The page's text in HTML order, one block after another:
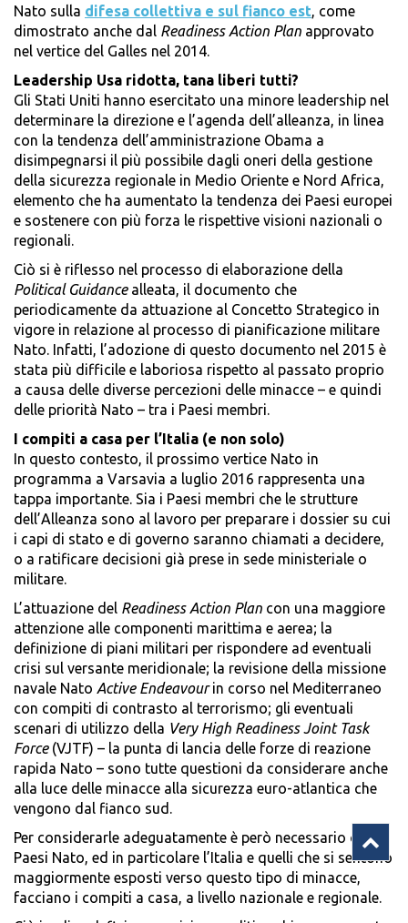
Nato sulla difesa collettiva e sul fianco est, come
dimostrato anche dal Readiness Action Plan approvato
nel vertice del Galles nel 2014.
Leadership Usa ridotta, tana liberi tutti?
Gli Stati Uniti hanno esercitato una minore leadership nel
determinare la direzione e l’agenda dell’alleanza, in linea
con la tendenza dell’amministrazione Obama a
disimpegnarsi il più possibile dagli oneri della gestione
della sicurezza regionale in Medio Oriente e Nord Africa,
elemento che ha aumentato la tendenza dei Paesi europei
e sostenere con più forza le rispettive visioni nazionali o
regionali.
Ciò si è riflesso nel processo di elaborazione della
Political Guidance alleata, il documento che
periodicamente da attuazione al Concetto Strategico in
vigore in relazione al processo di pianificazione militare
Nato. Infatti, l’adozione di questo documento nel 2015 è
stata più difficile e laboriosa rispetto al passato proprio
a causa delle diverse percezioni delle minacce – e quindi
delle priorità Nato – tra i Paesi membri.
I compiti a casa per l’Italia (e non solo)
In questo contesto, il prossimo vertice Nato in
programma a Varsavia a luglio 2016 rappresenta una
tappa importante. Sia i Paesi membri che le strutture
dell’Alleanza sono al lavoro per preparare i dossier su cui
i capi di stato e di governo saranno chiamati a decidere,
o a ratificare decisioni già prese in sede ministeriale o
militare.
L’attuazione del Readiness Action Plan con una maggiore
attenzione alle componenti marittima e aerea; la
definizione di piani militari per rispondere ad eventuali
crisi sul versante meridionale; la revisione della missione
navale Nato Active Endeavourin corso nel Mediterraneo
con compiti di contrasto al terrorismo; gli eventuali
scenari di utilizzo della Very High Readiness Joint Task
Force (VJTF) – la punta di lancia delle forze di reazione
rapida Nato – sono tutte questioni da considerare anche
alla luce delle minacce alla sicurezza euro-atlantica che
vengono dal fianco sud.
Per considerarle adeguatamente è però necessario che i
Paesi Nato, ed in particolare l’Italia e quelli che si sentono
maggiormente esposti verso questo tipo di minacce,
facciano i compiti a casa, a livello nazionale e regionale.